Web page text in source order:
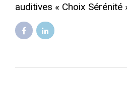
auditives « Choix Sérénité